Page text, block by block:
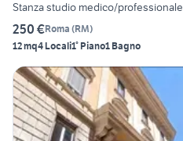
Stanza studio medico/professionale
250 €Roma (RM)
12 mq4 Locali1° Piano1 Bagno